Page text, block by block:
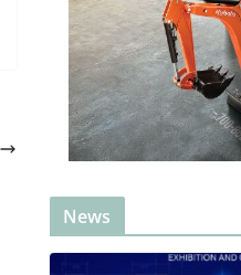
News